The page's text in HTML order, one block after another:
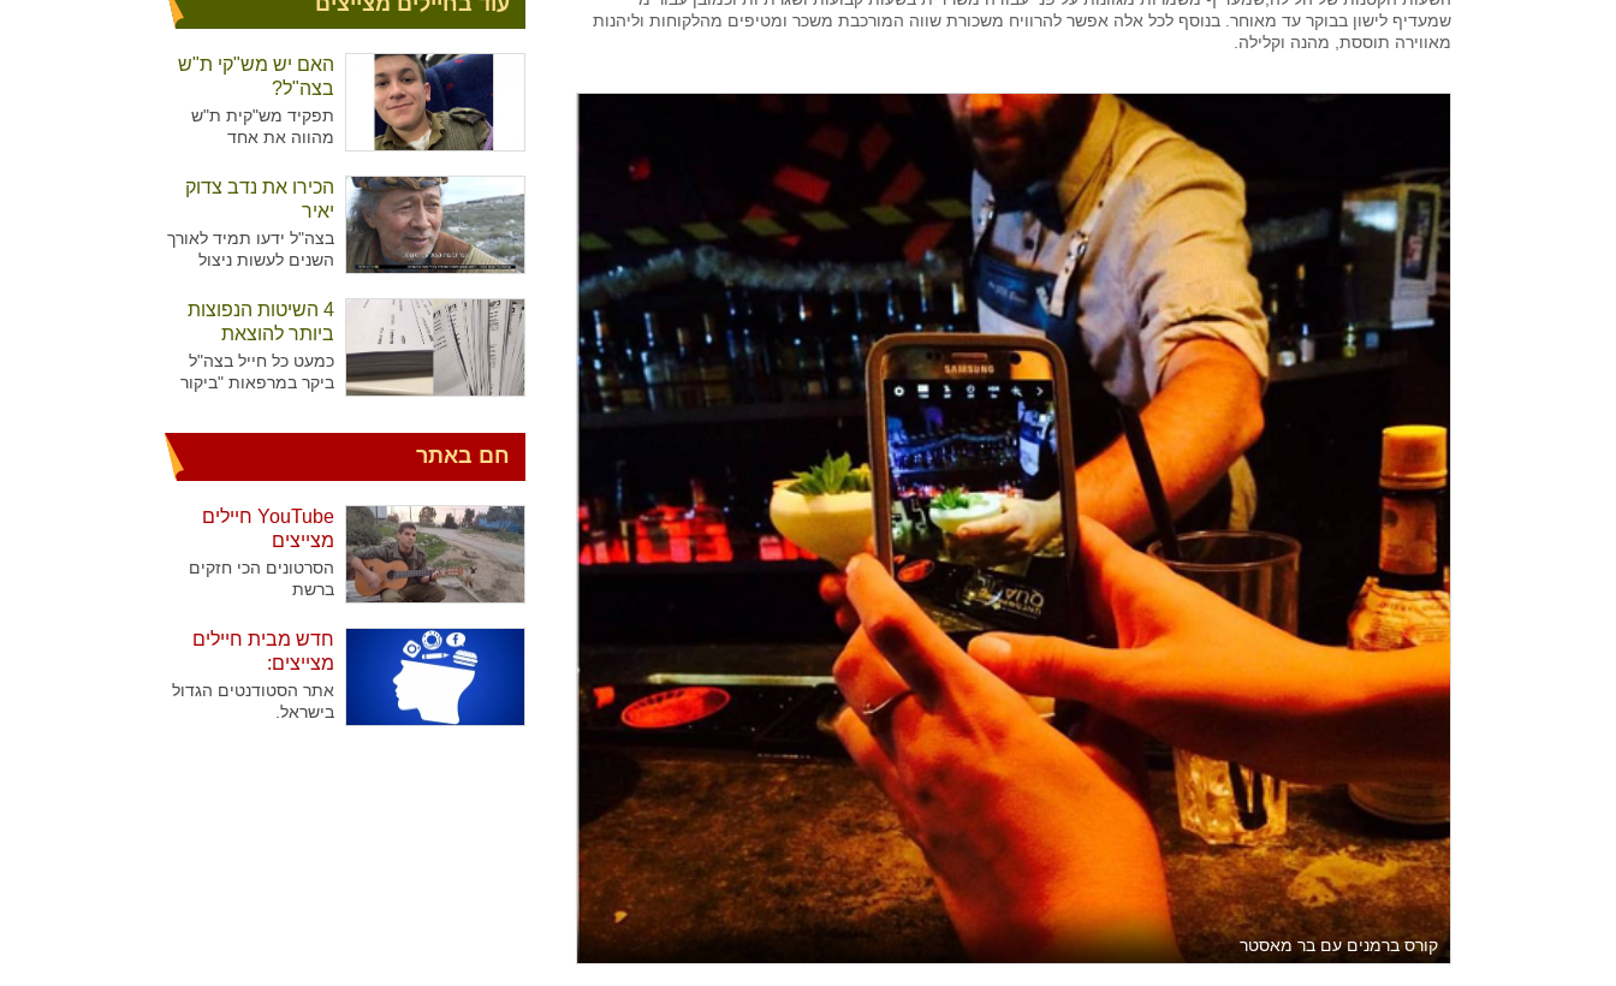
שמעדיף לישון בבוקר עד מאוחר. בנוסף לכל אלה אפשר להרוויח משכורת שווה המורכבת משכר ומטיפים מהלקוחות וליהנות
מאווירה תוססת, מהנה וקלילה.
קורס ברמנים עם בר מאסטר
האם יש מש"קי ת"ש
בצה"ל?
תפקיד מש"קית ת"ש
מהווה את אחד
יותר עם נשים מאשר
גברים בצה"ל. מדובר על
תפקיד המקביל לתפקיד
של עובדת סוציאלית
ויועצת בבתי הספר,
להכשיר גם גברים לאותו
התפקיד.
הכירו את נדב צדוק
יאיר
בצה"ל ידעו תמיד לאורך
השנים לעשות ניצול
שלו ידע נרחב בתחומים
רבים עימו הגיעו
לישראל. כך קרה גם עם
נדב צדוק יאיר. דמות
יוצאת דופן, בעלת
שצה"ל ומערכת הביטחון
4 השיטות הנפוצות
ביותר להוצאת
גימלים
כמעט כל חייל בצה"ל
ביקר במרפאות "ביקור
שביקרו פעמים בודדות
במרפאות, יש את אלו
באופן קבוע בצאת
השבת. בדקנו עבורכם
של החיילים להוציא
גימלים..
חם באתר
YouTube חיילים
מצייצים
הסרטונים הכי חזקים
ברשת
חדש מבית חיילים
מצייצים:
אתר הסטודנטים הגדול
בישראל.